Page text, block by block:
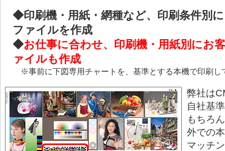
◆印刷機・用紙・網種など、印刷条件別
ファイルを作成
◆お仕事に合わせ、印刷機・用紙別にお
ァイルも作成
※事前に下図専用チャートを、基準とする本機で印刷し
弊社は
自社基
もちろ
外での
マッチ